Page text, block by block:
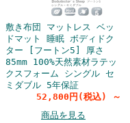
敷き布団 マットレス ベッ
ドマット 睡眠 ボディドク
ター [フートン5] 厚さ
85mm 100%天然素材ラテッ
クスフォーム シングル セ
ミダブル 5年保証
52,800円(税込)
～
商品を見る